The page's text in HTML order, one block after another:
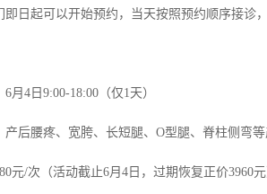
即日起可以开始预约，当天按照预约顺序接诊
6月4日9:00-18:00（仅1天）
产后腰疼、宽胯、长短腿、O型腿、脊柱侧弯
元/次（活动截止6月4日，过期恢复正价3960元